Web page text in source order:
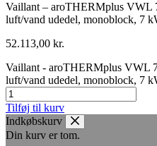
Vaillant – aroTHERMplus VWL
luft/vand udedel, monoblock, 7
52.113,00 kr.
Vaillant - aroTHERMplus VWL
luft/vand udedel, monoblock, 7
Tilføj til kurv
Indkøbskurv
Din kurv er tom.